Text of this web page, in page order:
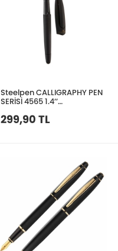
Steelpen CALLIGRAPHY PEN
SERİSİ 4565 1.4’’
299,90 TL